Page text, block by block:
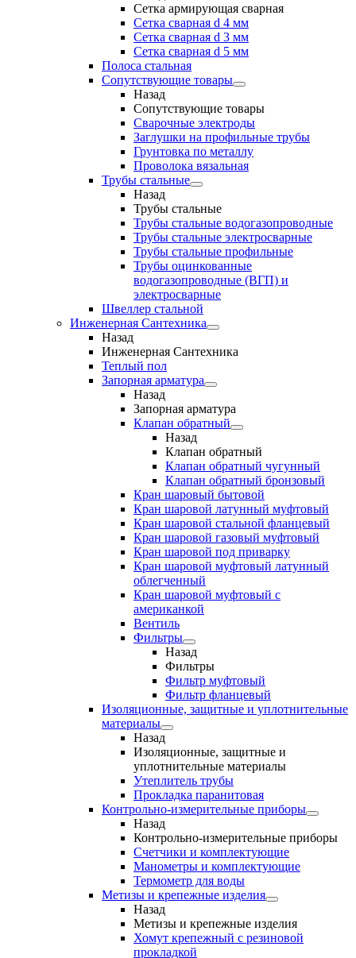
Сетка армирующая сварная
Сетка сварная d 4 мм
Сетка сварная d 3 мм
Сетка сварная d 5 мм
Полоса стальная
Сопутствующие товары
Назад
Сопутствующие товары
Сварочные электроды
Заглушки на профильные трубы
Грунтовка по металлу
Проволока вязальная
Трубы стальные
Назад
Трубы стальные
Трубы стальные водогазопроводные
Трубы стальные электросварные
Трубы стальные профильные
Трубы оцинкованные
водогазопроводные (ВГП) и
электросварные
Швеллер стальной
Инженерная Сантехника
Назад
Инженерная Сантехника
Теплый пол
Запорная арматура
Назад
Запорная арматура
Клапан обратный
Назад
Клапан обратный
Клапан обратный чугунный
Клапан обратный бронзовый
Кран шаровый бытовой
Кран шаровой латунный муфтовый
Кран шаровой стальной фланцевый
Кран шаровой газовый муфтовый
Кран шаровой под приварку
Кран шаровой муфтовый латунный
облегченный
Кран шаровой муфтовый с
американкой
Вентиль
Фильтры
Назад
Фильтры
Фильтр муфтовый
Фильтр фланцевый
Изоляционные, защитные и уплотнительные
материалы
Назад
Изоляционные, защитные и
уплотнительные материалы
Утеплитель трубы
Прокладка паранитовая
Контрольно-измерительные приборы
Назад
Контрольно-измерительные приборы
Счетчики и комплектующие
Манометры и комплектующие
Термометр для воды
Метизы и крепежные изделия
Назад
Метизы и крепежные изделия
Хомут крепежный с резиновой
прокладкой